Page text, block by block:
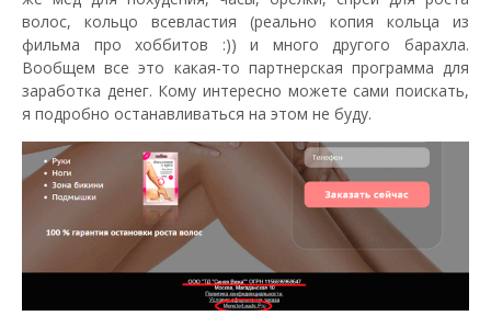
волос, кольцо всевластия (реально копия кольца из
фильма про хоббитов :)) и много другого барахла.
Вообщем все это какая-то партнерская программа для
заработка денег. Кому интересно можете сами поискать,
я подробно останавливаться на этом не буду.